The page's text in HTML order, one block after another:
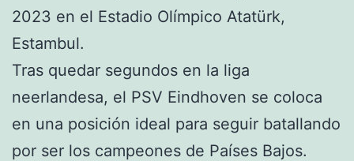
2023 en el Estadio Olímpico Atatürk,
Estambul.
Tras quedar segundos en la liga
neerlandesa, el PSV Eindhoven se coloca
en una posición ideal para seguir batallando
por ser los campeones de Países Bajos.